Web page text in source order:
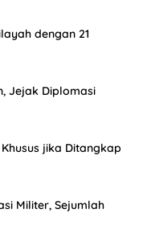
dengan 21
Jejak Diplomasi
jika Ditangkap
Militer, Sejumlah